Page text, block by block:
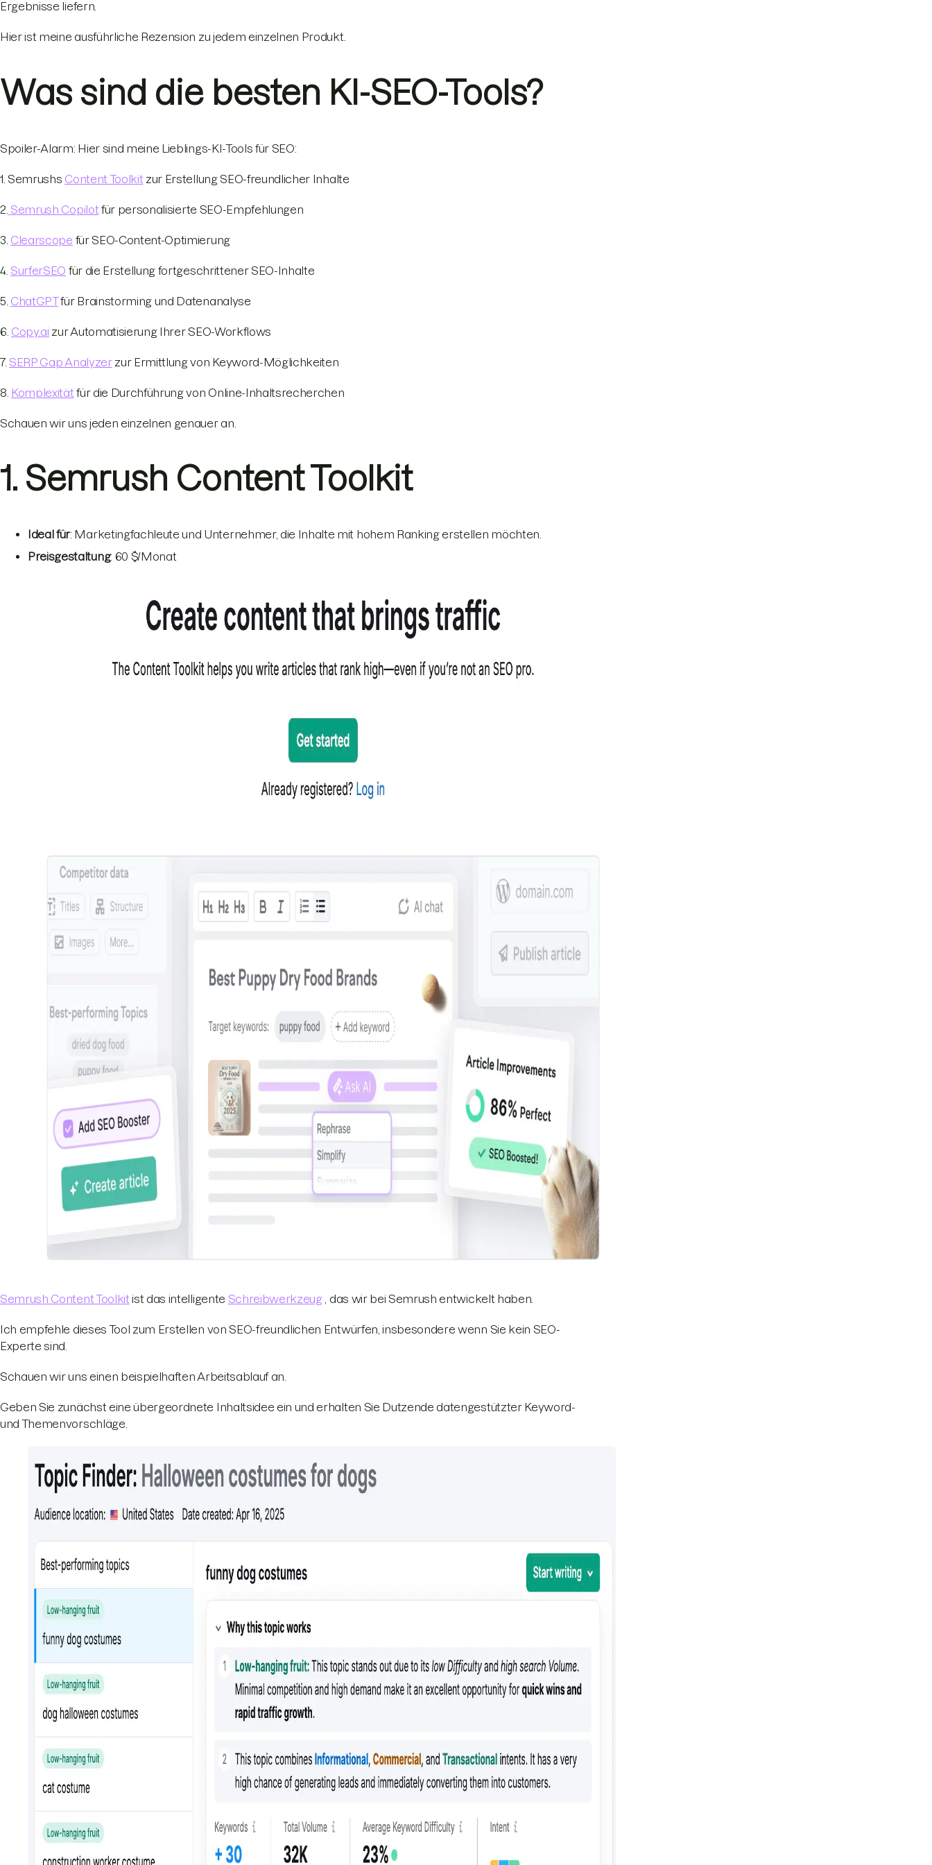
Ergebnisse liefern.
Hier ist meine ausführliche Rezension zu jedem einzelnen Produkt.
Was sind die besten KI-SEO-Tools?
Spoiler-Alarm: Hier sind meine Lieblings-KI-Tools für SEO:
1. Semrushs Content Toolkit zur Erstellung SEO-freundlicher Inhalte
2. Semrush Copilot für personalisierte SEO-Empfehlungen
3. Clearscope für SEO-Content-Optimierung
4. SurferSEO für die Erstellung fortgeschrittener SEO-Inhalte
5. ChatGPTfür Brainstorming und Datenanalyse
6. Copy.ai zur Automatisierung Ihrer SEO-Workflows
7. SERP Gap Analyzerzur Ermittlung von Keyword-Möglichkeiten
8. Komplexität für die Durchführung von Online-Inhaltsrecherchen
Schauen wir uns jeden einzelnen genauer an.
1. Semrush Content Toolkit
Ideal für: Marketingfachleute und Unternehmer, die Inhalte mit hohem Ranking erstellen möchten.
Preisgestaltung: 60 $/Monat
Semrush Content Toolkit ist das intelligente Schreibwerkzeug, das wir bei Semrush entwickelt haben.
Ich empfehle dieses Tool zum Erstellen von SEO-freundlichen Entwürfen, insbesondere wenn Sie kein SEO-
Experte sind.
Schauen wir uns einen beispielhaften Arbeitsablauf an.
Geben Sie zunächst eine übergeordnete Inhaltsidee ein und erhalten Sie Dutzende datengestützter Keyword-
und Themenvorschläge.